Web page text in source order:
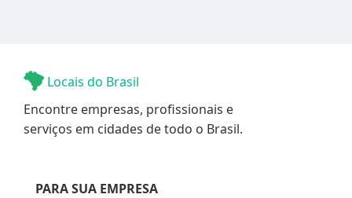
Locais do Brasil
Encontre empresas, profissionais e
serviços em cidades de todo o Brasil.
PARA SUA EMPRESA